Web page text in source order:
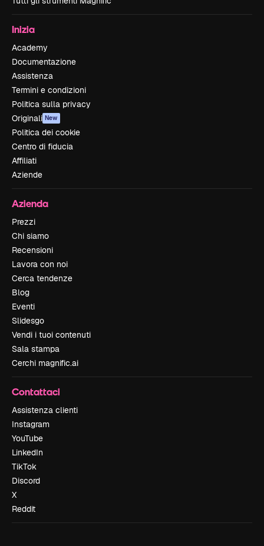
Inizia
Academy
Documentazione
Assistenza
Termini e condizioni
Politica sulla privacy
Originali New
Politica dei cookie
Centro di fiducia
Affiliati
Aziende
Azienda
Prezzi
Chi siamo
Recensioni
Lavora con noi
Cerca tendenze
Blog
Eventi
Slidesgo
Vendi i tuoi contenuti
Sala stampa
Cerchi magnific.ai
Contattaci
Assistenza clienti
Instagram
YouTube
LinkedIn
TikTok
Discord
X
Reddit